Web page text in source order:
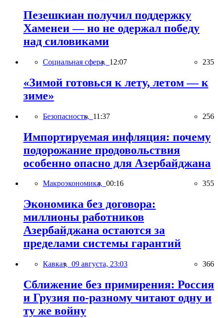
Пезешкиан получил поддержку
Хаменеи — но не одержал победу
над силовиками
Социальная сфера, 12:07 235
«Зимой готовься к лету, летом — к
зиме»
Безопасность, 11:37 256
Импортируемая инфляция: почему
подорожание продовольствия
особенно опасно для Азербайджана
Макроэкономика, 00:16 355
Экономика без договора:
миллионы работников
Азербайджана остаются за
пределами системы гарантий
Кавказ, 09 августа, 23:03 366
Сближение без примирения: Россия
и Грузия по-разному читают одну и
ту же войну